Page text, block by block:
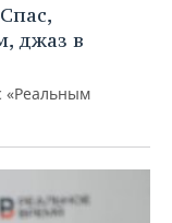
джаз в
«Реальным